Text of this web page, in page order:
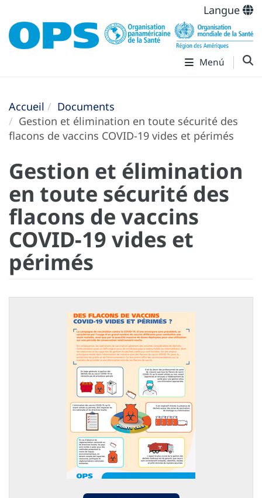
Langue
Menú
Accueil
Documents
Gestion et élimination en toute sécurité des
flacons de vaccins COVID-19 vides et périmés
Gestion et élimination
en toute sécurité des
flacons de vaccins
COVID-19 vides et
périmés